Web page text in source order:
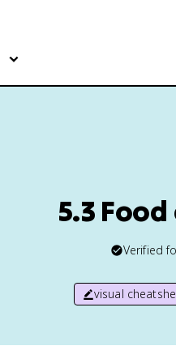
5.3
Verified
visual